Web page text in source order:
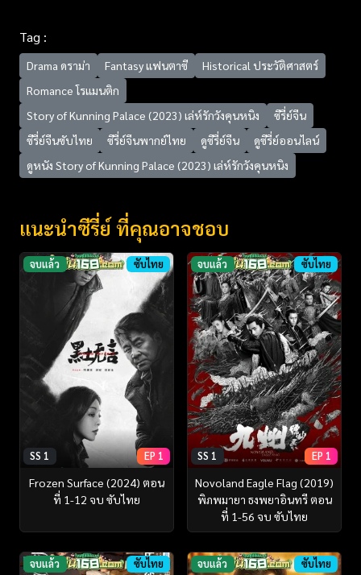
Tag :
Drama ดราม่า Fantasy แฟนตาซี
Historical ประวัติศาสตร์
Romance โรแมนติก
Story of Kunning Palace (2023) เล่ห์รักวังคุนหนิง
ซีรี่ย์จีน
ซีรี่ย์จีนซับไทย
ซีรี่ย์จีนพากย์ไทย ดูซีรี่ย์จีน
ดูซีรี่ย์ออนไลน์
ดูหนัง Story of Kunning Palace (2023) เล่ห์รักวังคุนหนิง
แนะนำซีรี่ย์ ที่คุณอาจชอบ
จบแล้ว ซับไทย
SS 1 EP 1
Frozen Surface (2024) ตอน
ที่ 1-12 จบ ซับไทย
จบแล้ว ซับไทย
SS 1 EP 1
Novoland Eagle Flag (2019)
พิภพมายา ธงพยาอินทรี ตอน
ที่ 1-56 จบ ซับไทย
จบแล้ว ซับไทย จบแล้ว ซับไทย